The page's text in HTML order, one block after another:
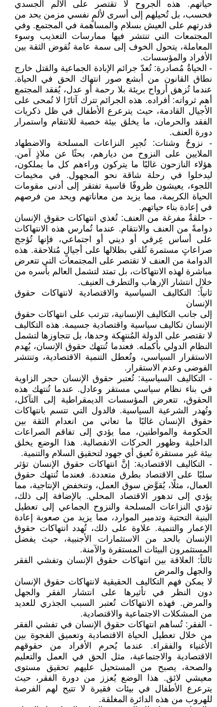
حياتهم. هذه الجروح لا تقتصر على الألم الجسدي
فحسب، بل تُحيلهم إلى أسرى لألمٍ نفسي مزمن يحد من
قدرتهم على العيش بسلام والمساهمة في المجتمع. وفي
المجتمعات التي تنتشر فيها ممارسات التعذيب وسوء
المعاملة، يتحول الخوف إلى سمة عامة تُقوض الثقة بين
الأفراد والمؤسسات.
- الحياةُ مُصادرة: تُعدّ جرائم الإبادة الجماعية والقتل خارج
نطاق القانون من أبشع صور انتهاك الحق في الحياة.
عندما تُزهق أرواح بريئة بلا رحمة أو عدل، يُفقد المجتمع
أهم ثرواته: أفراده. هذه الجرائم تترك آثارًا لا تُمحى على
الأجيال القادمة، حيث يترعرع الأطفال في ظل ذكريات
الفقد والحرمان، ما يخلق بيئة خصبة للانتقام واستمرار
دورة العنف.
- نزوحٌ وشتات: تُجبِر النزاعات المسلحة والاضطهاد
الملايين على النزوح من ديارهم، بحثًا عن ملاذٍ آمن.
هؤلاء النازحون غالبًا ما يتركون وراءهم كل ما يملكون،
ليدخلوا في رحلة شاقة نحو المجهول. في مخيمات
اللجوء، يعيشون ظروفًا قاسية تفتقر إلى أدنى مقومات
الحياة الكريمة، مما يزيد من معاناتهم ويحد من فرصهم
في إعادة بناء حياتهم.
- حلقةٌ مفرغة من العنف: تُغذي انتهاكات حقوق الإنسان
دوامةً من العنف والانتقام. عندما تُمارس هذه الانتهاكات
على أساس عِرقي أو ديني أو اجتماعي، فإنها تُؤجج
صراعاتٍ مستمرة تُلقي بظلالها على أجيالٍ مُتلاحقة. هذه
الدوامة من العنف لا تقتصر على المجتمعات التي تتعرض
مباشرة لهذه الانتهاكات، بل تمتد لتشمل العالم بأسره من
خلال انتشار الإرهاب والتطرف العنيف.
ثانياً: التكاليف السياسية والاقتصادية لانتهاكات حقوق
الإنسان
إلى جانب التكاليف الإنسانية، تترتب على انتهاكات حقوق
الإنسان تكاليف سياسية واقتصادية جسيمة. هذه التكاليف
لا تقتصر على الدولة المُنتهِكة وحدها، بل تتجاوزها لتشمل
النظام الدولي بأكمله. فعندما تُنتهك حقوق الإنسان، يُهدم
الاستقرار السياسي، وتُعطل التنمية الاقتصادية، وتنتشر
الفوضى وعدم الاستقرار.
- التكاليف السياسية: تُعتبر حقوق الإنسان حجر الزاوية
في بناء نظام سياسي مستقر وعادل. عندما تُنتهك هذه
الحقوق، تتعرض المؤسسات الديمقراطية إلى التآكل،
وتُهدر الشرعية السياسية. فالدول التي تتسم بانتهاكات
حقوق الإنسان غالبًا ما تعاني من انعدام الثقة بين
الحكومة والمواطنين، مما يؤدي إلى تفاقم الصراعات
الداخلية وظهور الحركات الانفصالية. هذا الوضع يخلق
بيئة غير مستقرة تُعيق أي جهود لتحقيق السلام والتنمية.
- التكاليف الاقتصادية: إنَّ انتهاكات حقوق الإنسان تؤثر
سلبًا على الاقتصاد بطرق متعددة. فعندما تُنتهك حقوق
العمال، مثلًا، يُقوَّض سوق العمل، وتنخفض الإنتاجية، مما
يؤدي إلى تدهور الاقتصاد المحلي. بالإضافة إلى ذلك،
تؤدي النزاعات المسلحة والنزوح الجماعي إلى تعطيل
البنية التحتية وتدمير الموارد، مما يزيد من صعوبة إعادة
الإعمار والتنمية. علاوة على ذلك، تُهدد انتهاكات حقوق
الإنسان بالحد من الاستثمارات الأجنبية، حيث يفضل
المستثمرون البيئات المستقرة والآمنة.
ثالثاً: العلاقة بين انتهاكات حقوق الإنسان وتفشي الفقر
والجهل والمرض
لا يمكن فهم التكاليف الحقيقية لانتهاكات حقوق الإنسان
دون النظر في تأثيرها على انتشار الفقر والجهل
والمرض. فهذه الانتهاكات تُعتبر السبب الجذري للعديد
من المشكلات الاجتماعية والاقتصادية.
- الفقر: تُساهم انتهاكات حقوق الإنسان في تفشي الفقر
من خلال تعطيل الحياة الاقتصادية وتعميق الفجوة بين
الأغنياء والفقراء. عندما يُحرم الأفراد من حقوقهم
الاقتصادية والاجتماعية، مثل الحق في العمل والتعليم
والصحة، يصبح من المستحيل عليهم تحقيق مستوى
معيشي لائق. هذا الوضع يُعزز من دورة الفقر، حيث
يترعرع الأطفال في بيئات فقيرة لا تتيح لهم الفرصة
للهروب من هذه الدائرة المغلقة.